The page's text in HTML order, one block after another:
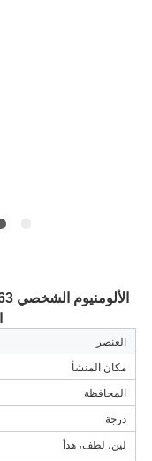
العنصر
مكان المنشأ
المحافظة
درجة
لين، لطف، هدأ